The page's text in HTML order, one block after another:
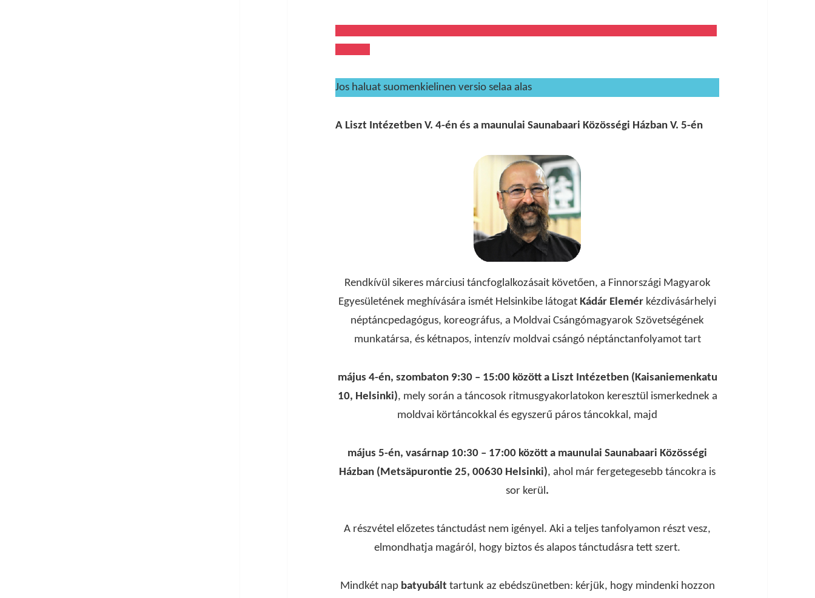
Jos haluat suomenkielinen versio selaa alas
A Liszt Intézetben V. 4-én és a maunulai Saunabaari Közösségi Házban V. 5-én
Rendkívül sikeres márciusi táncfoglalkozásait követően, a Finnországi Magyarok
Egyesületének meghívására ismét Helsinkibe látogat Kádár Elemér kézdivásárhelyi
néptáncpedagógus, koreográfus, a Moldvai Csángómagyarok Szövetségének
munkatársa, és kétnapos, intenzív moldvai csángó néptánctanfolyamot tart
május 4-én, szombaton 9:30 – 15:00 között a Liszt Intézetben (Kaisaniemenkatu
10, Helsinki), mely során a táncosok ritmusgyakorlatokon keresztül ismerkednek a
moldvai körtáncokkal és egyszerű páros táncokkal, majd
május 5-én, vasárnap 10:30 – 17:00 között a maunulai Saunabaari Közösségi
Házban (Metsäpurontie 25, 00630 Helsinki), ahol már fergetegesebb táncokra is
sor kerül .
A részvétel előzetes tánctudást nem igényel. Aki a teljes tanfolyamon részt vesz,
elmondhatja magáról, hogy biztos és alapos tánctudásra tett szert.
Mindkét nap batyubált tartunk az ebédszünetben: kérjük, hogy mindenki hozzon